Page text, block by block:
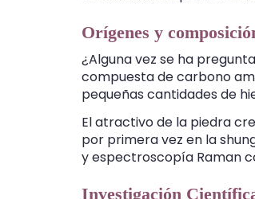
Orígenes y
¿Alguna vez se ha
compuesta de carbono
pequeñas cantidades de
El atractivo de la piedra
por primera vez en la
y espectroscopía Raman
Investigación